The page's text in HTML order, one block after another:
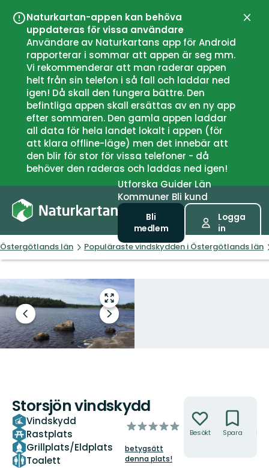
Naturkartan-appen kan behöva
uppdateras för vissa användare
Användare av Naturkartans app för Android
rapporterar i sommar att appen är seg mm.
Vi rekommenderar att man raderar appen
helt från sin telefon i så fall och laddar ned
igen! Då skall den fungera bättre. Den
befintliga appen skall ersättas av en ny app
efter sommaren. Den gamla appen laddar
all data för hela landet lokalt i appen (för
att klara offline-läge) men det innebär att
den blir för stor för vissa telefoner - då
behöver den raderas och laddas ned igen!
UtforskaGuiderLän
Kommuner Bli kund
Bli
medlem
Logga
in
Östergötlands län Populäraste vindskydden i Östergötlands län
Gå
till
helskärmsläge
Föregående
bild
Nästa
bildspel
Storsjön vindskydd
Vindskydd
Rastplats
Grillplats/Eldplats
Toalett
av
stjärnor
betygsätt
denna plats!
Besökt Spara